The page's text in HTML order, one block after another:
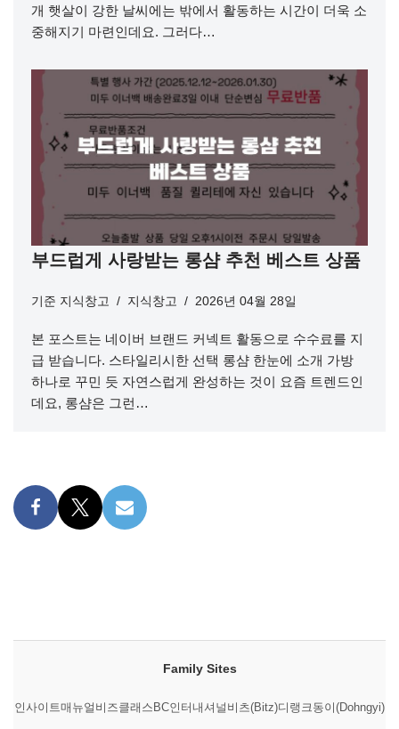
개 햇살이 강한 날씨에는 밖에서 활동하는 시간이 더욱 소
중해지기 마련인데요. 그러다…
부드럽게 사랑받는 롱샴 추천 베스트 상품
기준 지식창고 지식창고 2026년 04월 28일
본 포스트는 네이버 브랜드 커넥트 활동으로 수수료를 지
급 받습니다. 스타일리시한 선택 롱샴 한눈에 소개 가방
하나로 꾸민 듯 자연스럽게 완성하는 것이 요즘 트렌드인
데요, 롱샴은 그런…
Family Sites
인사이트매뉴얼 비즈클래스 BC인터내셔널 비츠(Bitz)디랭크동이(Dohngyi)